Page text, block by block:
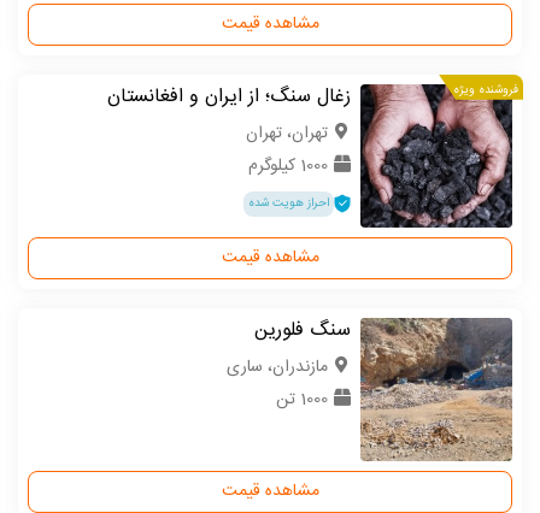
مشاهده قیمت
فروشنده ویژه زغال سنگ؛ از ایران و افغانستان
تهران، تهران
1000 کیلوگرم
احراز هویت شده
مشاهده قیمت
سنگ فلورین
مازندران، ساری
1000 تن
مشاهده قیمت